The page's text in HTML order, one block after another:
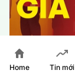
Home Tin mới